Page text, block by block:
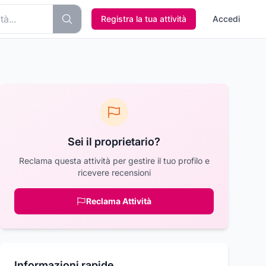
Registra la tua attività Accedi
Sei il proprietario?
Reclama questa attività per gestire il tuo profilo e
ricevere recensioni
Reclama Attività